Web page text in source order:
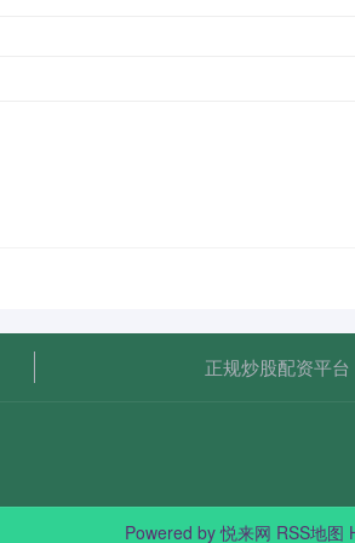
正规炒股配资平台
Powered by悦来网 RSS地图